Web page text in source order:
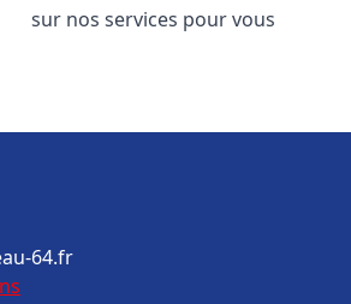
sur nos services pour vous
64.fr